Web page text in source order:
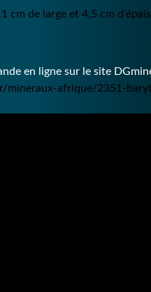
cm de large et 4,5 cm
en ligne sur le site
mineraux-afrique/2351-